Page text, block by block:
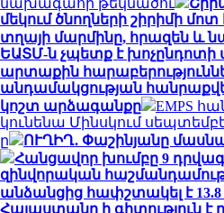
նախագահի թեկնածու
մեկում ծնողների շիրիմի
տղայի մարմինը, հրազեն և
ԵԱՏՄ-ն չպետք է խոչընդոտի
արտաքին
անդամակցության
կոշտ արձագանքը
EMPS
կունենա Մինսկում
ը
ՈՒՂԻՂ․ Փաշինյանը
Հանցավոր խումբը 9 դրվագ
զինվորական
անձանցից հափշտակել է 13.8
Հայաստանը ի գիտություն է